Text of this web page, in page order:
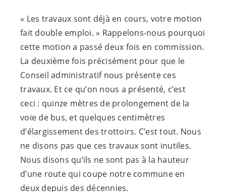
« Les travaux sont déjà en cours, votre motion
fait double emploi. » Rappelons-nous pourquoi
cette motion a passé deux fois en commission.
La deuxième fois précisément pour que le
Conseil administratif nous présente ces
travaux. Et ce qu’on nous a présenté, c’est
ceci : quinze mètres de prolongement de la
voie de bus, et quelques centimètres
d’élargissement des trottoirs. C’est tout. Nous
ne disons pas que ces travaux sont inutiles.
Nous disons qu’ils ne sont pas à la hauteur
d’une route qui coupe notre commune en
deux depuis des décennies.